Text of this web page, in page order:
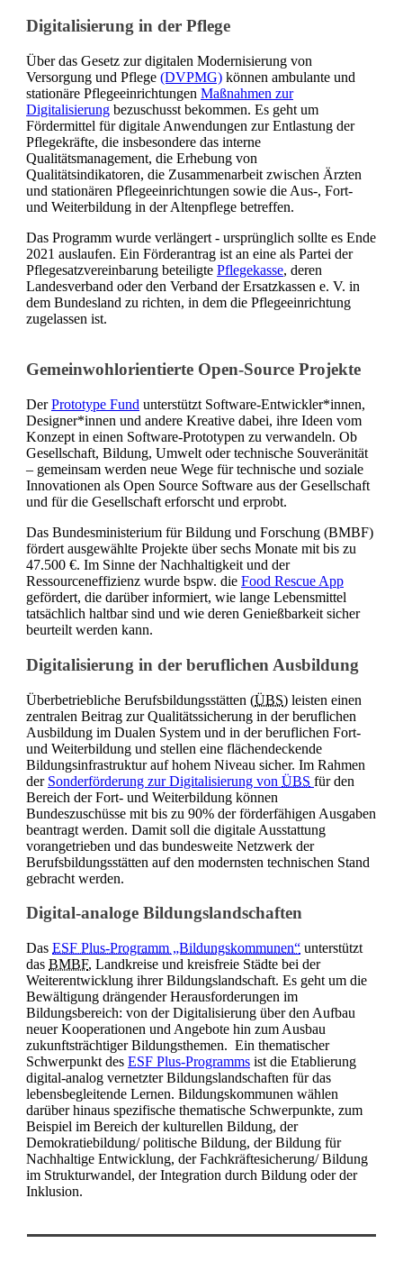
Digitalisierung in der Pflege
Über das Gesetz zur digitalen Modernisierung von
Versorgung und Pflege (DVPMG) können ambulante und
stationäre Pflegeeinrichtungen Maßnahmen zur
Digitalisierung bezuschusst bekommen. Es geht um
Fördermittel für digitale Anwendungen zur Entlastung der
Pflegekräfte, die insbesondere das interne
Qualitätsmanagement, die Erhebung von
Qualitätsindikatoren, die Zusammenarbeit zwischen Ärzten
und stationären Pflegeeinrichtungen sowie die Aus-, Fort-
und Weiterbildung in der Altenpflege betreffen.
Das Programm wurde verlängert - ursprünglich sollte es Ende
2021 auslaufen. Ein Förderantrag ist an eine als Partei der
Pflegesatzvereinbarung beteiligte Pflegekasse, deren
Landesverband oder den Verband der Ersatzkassen e. V. in
dem Bundesland zu richten, in dem die Pflegeeinrichtung
zugelassen ist.
Gemeinwohlorientierte Open-Source Projekte
DerPrototype Fund unterstützt Software-Entwickler*innen,
Designer*innen und andere Kreative dabei, ihre Ideen vom
Konzept in einen Software-Prototypen zu verwandeln. Ob
Gesellschaft, Bildung, Umwelt oder technische Souveränität
– gemeinsam werden neue Wege für technische und soziale
Innovationen als Open Source Software aus der Gesellschaft
und für die Gesellschaft erforscht und erprobt.
Das Bundesministerium für Bildung und Forschung (BMBF)
fördert ausgewählte Projekte über sechs Monate mit bis zu
47.500 €. Im Sinne der Nachhaltigkeit und der
Ressourceneffizienz wurde bspw. die Food Rescue App
gefördert, die darüber informiert, wie lange Lebensmittel
tatsächlich haltbar sind und wie deren Genießbarkeit sicher
beurteilt werden kann.
Digitalisierung in der beruflichen Ausbildung
Überbetriebliche Berufsbildungsstätten (ÜBS) leisten einen
zentralen Beitrag zur Qualitätssicherung in der beruflichen
Ausbildung im Dualen System und in der beruflichen Fort-
und Weiterbildung und stellen eine flächendeckende
Bildungsinfrastruktur auf hohem Niveau sicher. Im Rahmen
der Sonderförderung zur Digitalisierung von ÜBS für den
Bereich der Fort- und Weiterbildung können
Bundeszuschüsse mit bis zu 90% der förderfähigen Ausgaben
beantragt werden. Damit soll die digitale Ausstattung
vorangetrieben und das bundesweite Netzwerk der
Berufsbildungsstätten auf den modernsten technischen Stand
gebracht werden.
Digital-analoge Bildungslandschaften
Das ESF Plus-Programm „Bildungskommunen“ unterstützt
das BMBF, Landkreise und kreisfreie Städte bei der
Weiterentwicklung ihrer Bildungslandschaft. Es geht um die
Bewältigung drängender Herausforderungen im
Bildungsbereich: von der Digitalisierung über den Aufbau
neuer Kooperationen und Angebote hin zum Ausbau
zukunftsträchtiger Bildungsthemen. Ein thematischer
Schwerpunkt des ESF Plus-Programms ist die Etablierung
digital-analog vernetzter Bildungslandschaften für das
lebensbegleitende Lernen. Bildungskommunen wählen
darüber hinaus spezifische thematische Schwerpunkte, zum
Beispiel im Bereich der kulturellen Bildung, der
Demokratiebildung/ politische Bildung, der Bildung für
Nachhaltige Entwicklung, der Fachkräftesicherung/ Bildung
im Strukturwandel, der Integration durch Bildung oder der
Inklusion.